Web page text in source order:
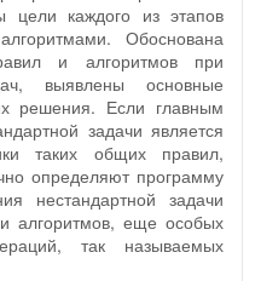
цели каждого из этапов
Обоснована
и алгоритмов при
выявлены основные
решения. Если главным
задачи является
таких общих правил,
определяют программу
нестандартной задачи
алгоритмов, еще особых
так называемых